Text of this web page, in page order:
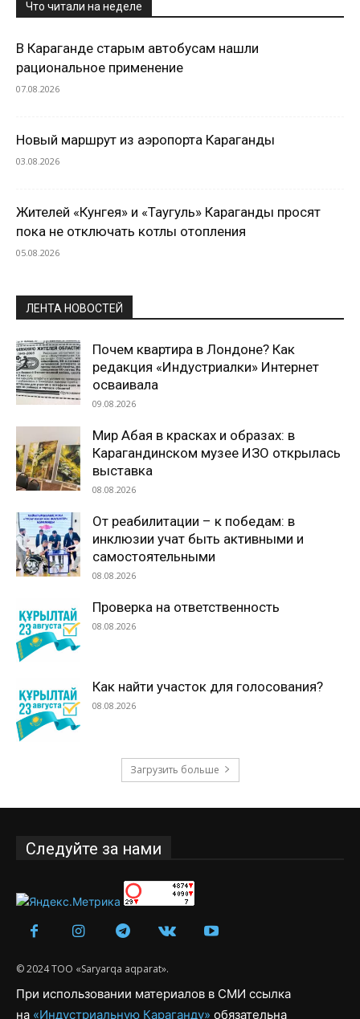
Что читали на неделе
В Караганде старым автобусам нашли
рациональное применение
07.08.2026
Новый маршрут из аэропорта Караганды
03.08.2026
Жителей «Кунгея» и «Таугуль» Караганды просят
пока не отключать котлы отопления
05.08.2026
ЛЕНТА НОВОСТЕЙ
Почем квартира в Лондоне? Как
редакция «Индустриалки» Интернет
осваивала
09.08.2026
Мир Абая в красках и образах: в
Карагандинском музее ИЗО открылась
выставка
08.08.2026
От реабилитации – к победам: в
инклюзии учат быть активными и
самостоятельными
08.08.2026
Проверка на ответственность
08.08.2026
Как найти участок для голосования?
08.08.2026
Загрузить больше
Следуйте за нами
© 2024 ТОО «Saryarqa aqparat».
При использовании материалов в СМИ ссылка
на «Индустриальную Караганду» обязательна